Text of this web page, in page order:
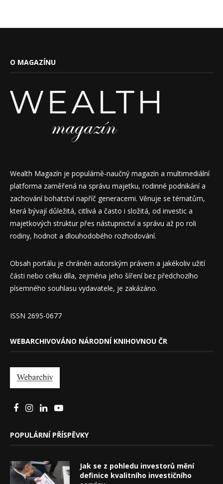
O MAGAZÍNU
Wealth Magazín je populárně-naučný magazín a multimediální
platforma zaměřená na správu majetku, rodinné podnikání a
zachování bohatství napříč generacemi. Věnuje se tématům,
která bývají důležitá, citlivá a často i složitá, od investic a
majetkových struktur přes nástupnictví a správu až po roli
rodiny, hodnot a dlouhodobého rozhodování.
Obsah portálu je chráněn autorským právem a jakékoliv užití
části nebo celku díla, zejména jeho šíření bez předchozího
písemného souhlasu vydavatele, je zakázáno.
ISSN 2695-0677
WEBARCHIVOVÁNO NÁRODNÍ KNIHOVNOU ČR
POPULÁRNÍ PŘÍSPĚVKY
Jak se z pohledu investorů mění
definice kvalitního investičního